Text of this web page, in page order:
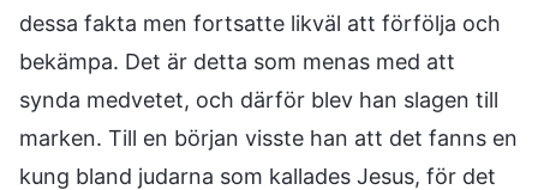
dessa fakta men fortsatte likväl att förfölja och
bekämpa. Det är detta som menas med att
synda medvetet, och därför blev han slagen till
marken. Till en början visste han att det fanns en
kung bland judarna som kallades Jesus, för det